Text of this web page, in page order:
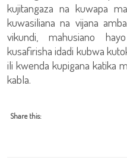
kujitangaza na kuwapa
kuwasiliana na vijana
vikundi, mahusiano
kusafirisha idadi kubwa
ili kwenda kupigana katika
kabla.
Share this: